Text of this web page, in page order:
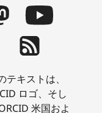
キストは、
ロゴ、そし
米国およ